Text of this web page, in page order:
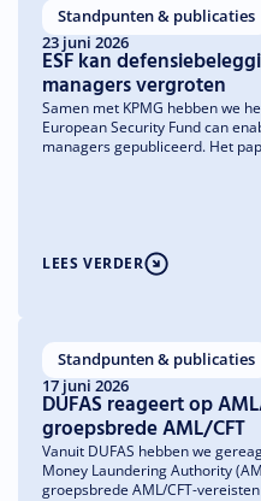
Standpunten & publicaties
23 juni 2026
ESF kan
managers vergroten
Samen met KPMG hebben we
European Security Fund can
managers gepubliceerd. Het
LEES VERDER
Standpunten & publicaties
17 juni 2026
DUFAS reageert op
groepsbrede AML/CFT
Vanuit DUFAS hebben we
Money Laundering Authority
groepsbrede AML/CFT-